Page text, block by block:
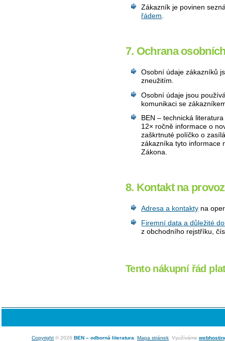
Zákazník je povinen
řádem
7. Ochrana
Osobní údaje zákazníků
zneužitím.
Osobní údaje jsou
komunikaci se
BEN – technická
12× ročně informace o
zaškrtnuté políčko o
zákazníka tyto informace
Zákona.
8. Kontakt na
Adresa a kontakty na
Firemní data a důležité
z obchodního rejstříku,
Tento nákupní řád
Copyright © 2026 BEN – odborná literatura Mapa stránek . Využíváme